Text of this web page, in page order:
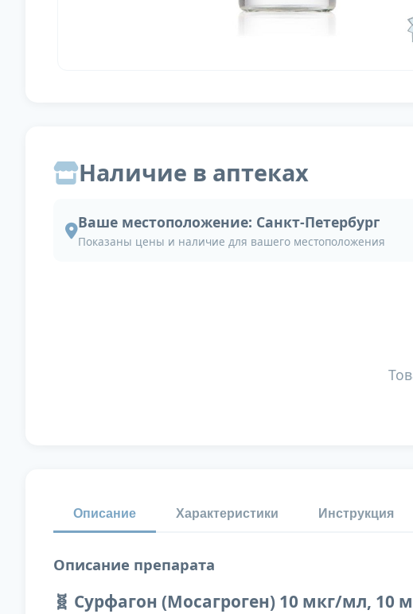
Наличие в аптеках
Ваше местоположение: Санкт-Петербург
Показаны цены и наличие для вашего местоположения
Описание Характеристики Инструкция
Описание препарата
🧬 Сурфагон (Мосагроген) 10 мкг/мл,